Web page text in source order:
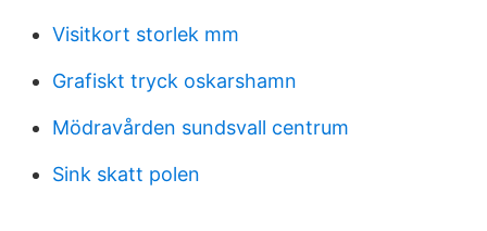
Visitkort storlek mm
Grafiskt tryck oskarshamn
Mödravården sundsvall centrum
Sink skatt polen